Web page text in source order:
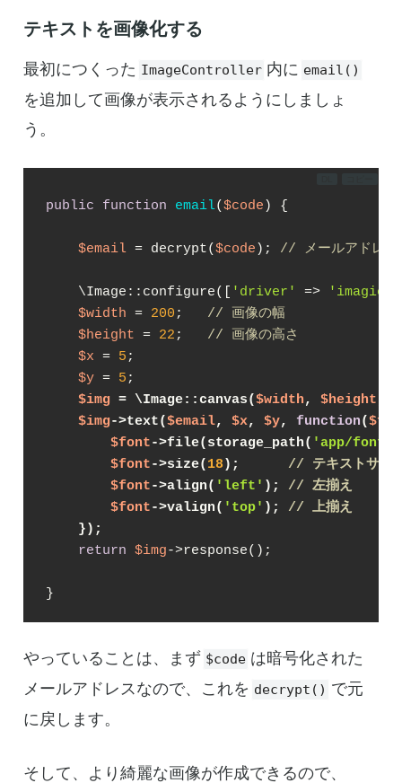
テキストを画像化する
最初につくった ImageController 内に email()
を追加して画像が表示されるようにしましょ
う。
public function email($code) {
$email = decrypt($code); // メールアドレス
    \Image::configure([
'driver' => 'imagick'
$width = 200 ; // 画像の幅
$height = 22 ; // 画像の高さ
$x = 5 ;
$y = 5 ;
$img = \Image::canvas($width, $height
$img->text($email, $x, $y, function(
$font->file(storage_path( 'app/
$font->size(18); // テキストサイ
$font->align( 'left' ); // 左揃え
$font->valign( 'top' ); // 上揃え
    });
return $img->response();
}
やっていることは、まず $code は暗号化された
メールアドレスなので、これを decrypt() で元
に戻します。
そして、より綺麗な画像が作成できるので、